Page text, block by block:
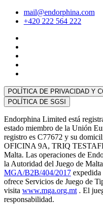
mail@endorphina.com
+420 222 564 222
POLÍTICA DE PRIVACIDAD Y
POLÍTICA DE SGSI
Endorphina Limited está
estado miembro de la Unión
registro es C77672 y su
OFICINA 9A, TRIQ
Malta. Las operaciones de
la Autoridad del Juego de
MGA/B2B/404/2017 expedida
ofrece Servicios de Juego de
visita www.mga.org.mt . El
responsabilidad.